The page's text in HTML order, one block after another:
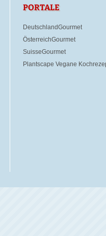
PORTALE
DeutschlandGourmet
ÖsterreichGourmet
SuisseGourmet
Plantscape Vegane